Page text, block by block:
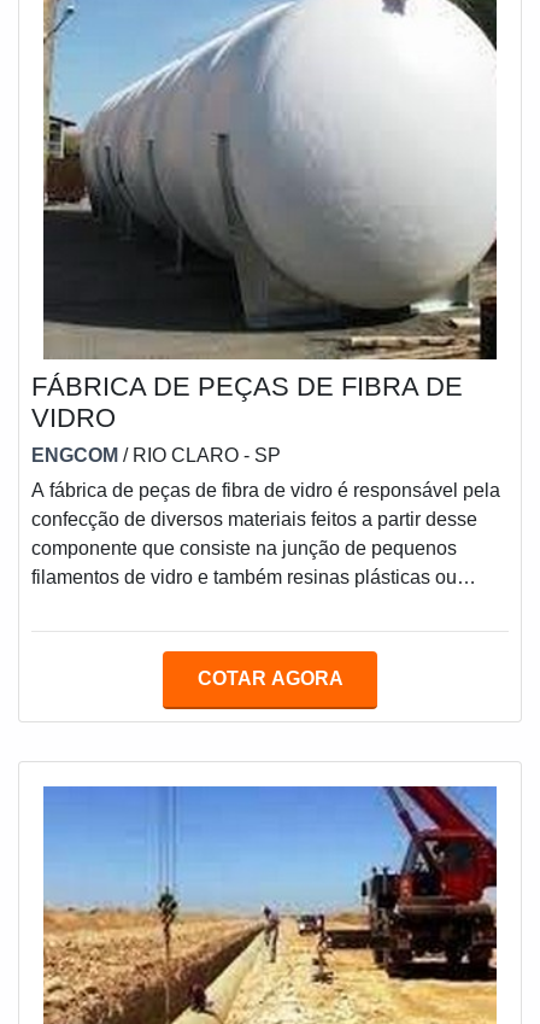
FÁBRICA DE PEÇAS DE FIBRA DE
VIDRO
ENGCOM / RIO CLARO - SP
A fábrica de peças de fibra de vidro é responsável pela
confecção de diversos materiais feitos a partir desse
componente que consiste na junção de pequenos
filamentos de vidro e também resinas plásticas ou
quem está em busca de peças feitas com fibra de vidro
químicos.COMO ESCOLHER UMA BOA FÁBRICA DE
COTAR AGORA